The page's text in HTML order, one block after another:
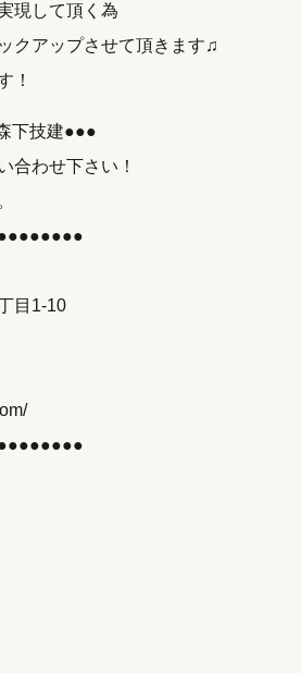
現して頂く為
クアップさせて頂きます♫
！
下技建●●●
合わせ下さい！
目1-10